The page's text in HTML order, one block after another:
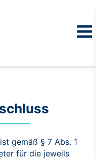
gemäß § 7 Abs. 1
für die jeweils